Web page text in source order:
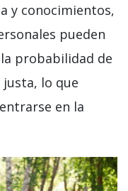
y conocimientos,
pueden
probabilidad de
lo que
en la